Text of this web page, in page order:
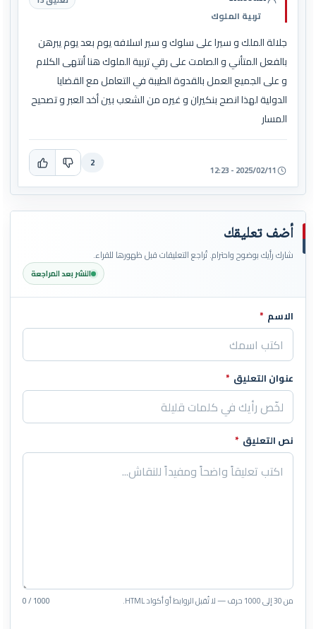
تربية الملوك
جلالة الملك و سيرا على سلوك و سير اسلافه يوم بعد يوم يبرهن
بالفعل المتأني و الصامت على رقي تربية الملوك هنا أنتهى الكلام
و على الجميع العمل بالقدوة الطيبة في التعامل مع القضايا
الدولية لهذا انصح بنكيران و غيره من الشعب بين أخد العبر و تصحيح
المسار
2025/02/11 - 12:23
2
أضف تعليقك
شارك رأيك بوضوح واحترام. تُراجع التعليقات قبل ظهورها للقراء.
النشر بعد المراجعة
اترك هذا الحقل فارغاً
الاسم *
عنوان التعليق *
نص التعليق *
من 30 إلى 1000 حرف — لا تُقبل الروابط أو أكواد HTML. 0 / 1000